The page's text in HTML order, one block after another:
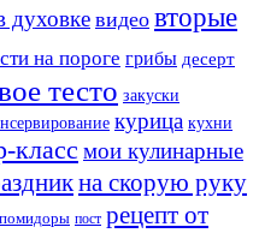
духовке видео вторые
на пороге грибы десерт
тесто закуски
курица кухни
класс мои кулинарные
на скорую руку
помидоры пост рецепт от